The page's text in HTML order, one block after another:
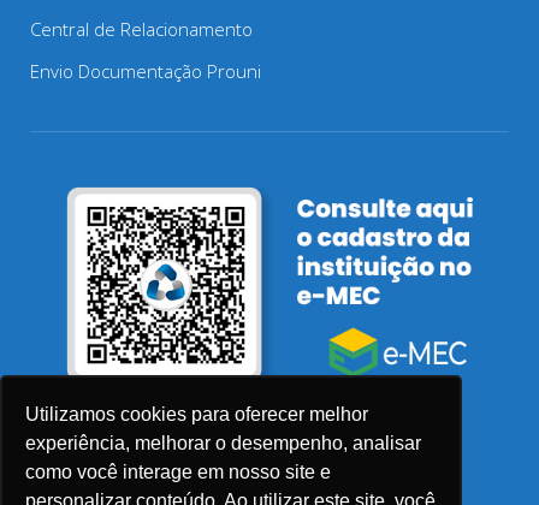
Utilizamos cookies para oferecer melhor
experiência, melhorar o desempenho, analisar
como você interage em nosso site e
Central de Relacionamento
Envio Documentação Prouni